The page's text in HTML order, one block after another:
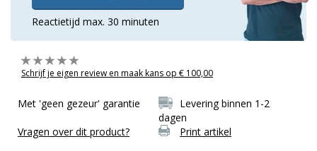
Reactietijd max. 30 minuten
Schrijf je eigen review en maak kans op € 100,00
Met 'geen gezeur' garantie
Levering binnen 1-2
dagen
Vragen over dit product?
Print artikel